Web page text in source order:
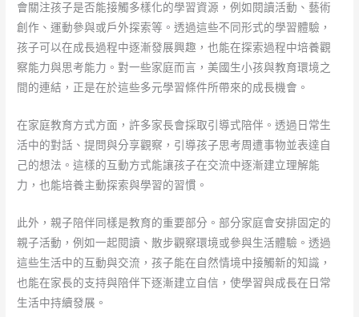
會關注孩子是否能接觸多樣化的學習資源，例如閱讀活動、藝術
創作、運動參與或戶外探索等。透過這些不同形式的學習體驗，
孩子可以在成長過程中逐漸發展興趣，也能在探索過程中培養觀
察能力與思考能力。對一些家庭而言，美國生小孩與教育環境之
間的連結，正是在於這些多元學習條件所帶來的成長機會。
在家庭教育方式方面，許多家長會採取引導式陪伴。透過日常生
活中的對話、提問與分享觀察，引導孩子思考周遭事物並表達自
己的想法。這樣的互動方式能讓孩子在交流中逐漸建立理解能
力，也能培養主動探索與學習的習慣。
此外，親子陪伴同樣是教育的重要部分。部分家庭會安排固定的
親子活動，例如一起閱讀、散步觀察環境或參與生活體驗。透過
這些生活中的互動與交流，孩子能在自然情境中接觸新的知識，
也能在家長的支持與陪伴下逐漸建立自信，使學習與成長在日常
生活中持續發展。